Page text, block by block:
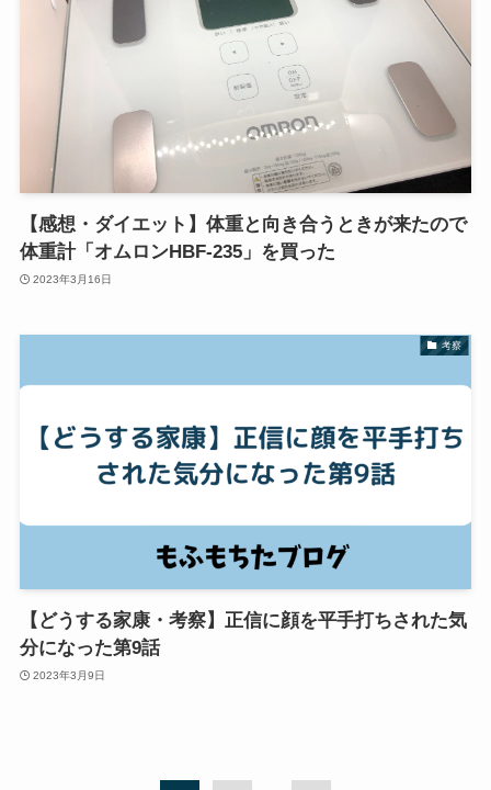
【感想・ダイエット】体重と向き合うときが来たので
体重計「オムロンHBF-235」を買った
2023年3月16日
考察
【どうする家康・考察】正信に顔を平手打ちされた気
分になった第9話
2023年3月9日